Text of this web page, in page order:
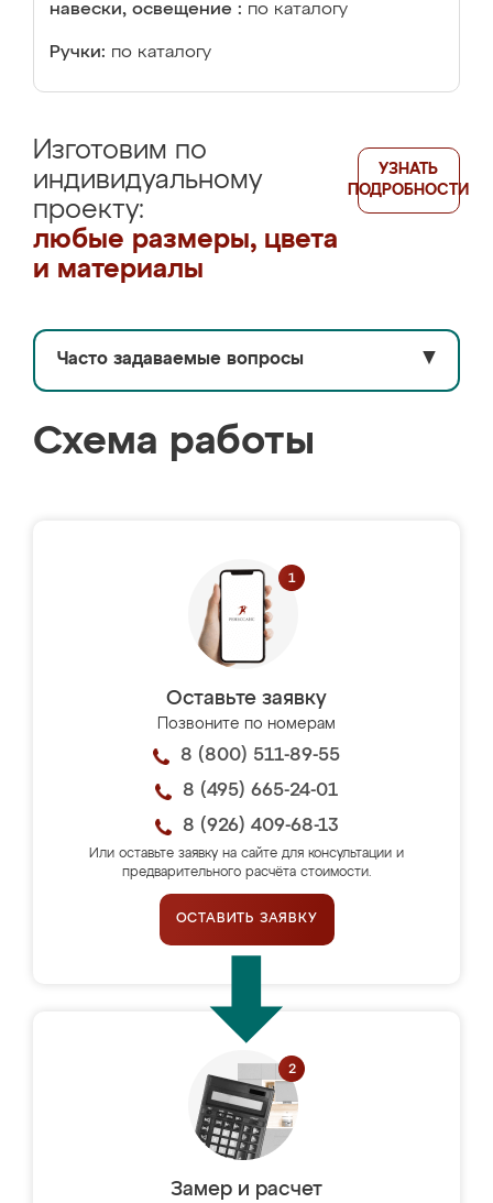
навески, освещение : по каталогу
Ручки: по каталогу
Изготовим по
индивидуальному
проекту:
любые размеры, цвета
и материалы
УЗНАТЬ
ПОДРОБНОСТИ
Часто задаваемые вопросы ▼
Схема работы
Оставьте заявку
Позвоните по номерам
8 (800) 511-89-55
8 (495) 665-24-01
8 (926) 409-68-13
Или оставьте заявку на сайте для консультации и
предварительного расчёта стоимости.
ОСТАВИТЬ ЗАЯВКУ
Замер и расчет